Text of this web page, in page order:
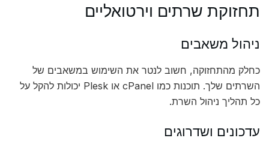
תחזוקת שרתים וירטואליים
ניהול משאבים
כחלק מהתחזוקה, חשוב לנטר את השימוש במשאבים של
השרתים שלך. תוכנות כמו cPanel או Plesk יכולות להקל על
כל תהליך ניהול השרת.
עדכונים ושדרוגים